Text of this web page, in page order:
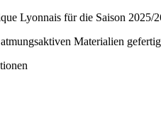
Lyonnais für die Saison
Materialien